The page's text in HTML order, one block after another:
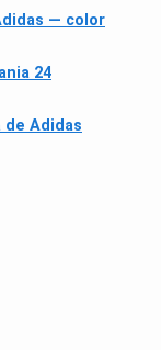
— color
24
de Adidas